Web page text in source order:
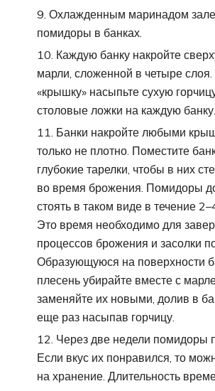
Охлажденным маринадом
помидоры в банках.
Каждую банку накройте
марли, сложенной в четыре слоя.
«крышку» насыпьте сухую
столовые ложки на каждую банку.
Банки накройте любыми
только не плотно. Поместите
глубокие тарелки, чтобы в них
во время брожения. Помидоры
стоять в таком виде в течение
Это время необходимо для
процессов брожения и засолки
Образующуюся на поверхности
плесень убирайте вместе с
заменяйте их новыми, долив в
еще раз насыпав горчицу.
Через две недели помидоры
Если вкус их понравился, то
на хранение. Длительность